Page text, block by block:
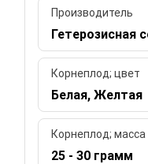
Производитель
Гетерозисная
Корнеплод; цвет
Белая, Желтая
Корнеплод; масса
25 - 30 грамм